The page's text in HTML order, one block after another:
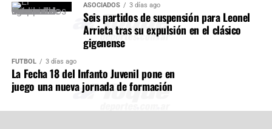
ASOCIADOS 3 días ago
Seis partidos de suspensión para Leonel
Arrieta tras su expulsión en el clásico
gigenense
FÚTBOL 3 días ago
La Fecha 18 del Infanto Juvenil pone en
juego una nueva jornada de formación